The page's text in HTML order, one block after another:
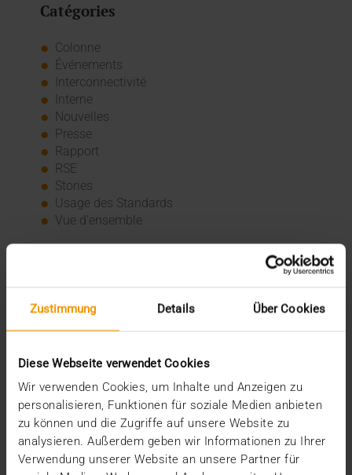
Zustimmung Details Über Cookies
Diese Webseite verwendet Cookies
Wir verwenden Cookies, um Inhalte und Anzeigen zu
personalisieren, Funktionen für soziale Medien anbieten
zu können und die Zugriffe auf unsere Website zu
analysieren. Außerdem geben wir Informationen zu Ihrer
Verwendung unserer Website an unsere Partner für
Catégories
Colonne
Événements
Interconnectivité
Interne
Nouvelles
Presse
Rapport
RSE
Stories
Usage des Standards
Vue d'ensemble
juillet (3)
juin (4)
janvier (3)
décembre (3)
novembre (2)
septembre (2)
août (2)
juillet (2)